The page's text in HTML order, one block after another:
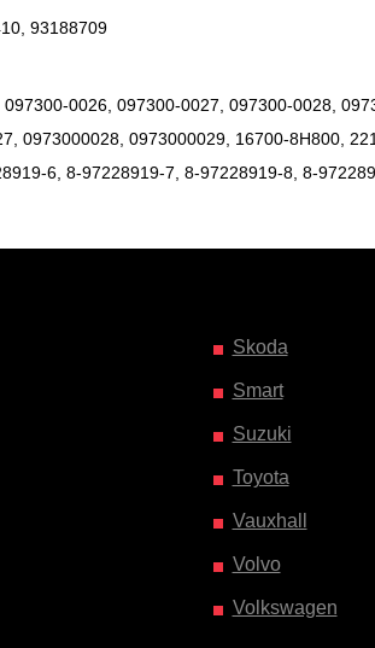
93188709
0026, 097300-0027, 097300-0028,
0973000028, 0973000029, 16700-8H800,
6, 8-97228919-7, 8-97228919-8, 8-
Skoda
Smart
Suzuki
Toyota
Vauxhall
Volvo
Volkswagen